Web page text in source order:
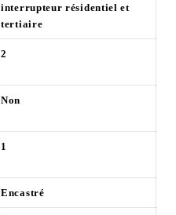
interrupteur résidentiel et
tertiaire
2
Non
1
Encastré